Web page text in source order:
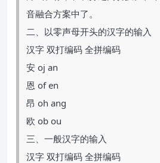
音融合方案中了。
二、以零声母开头的汉字的输入
汉字 双打编码 全拼编码
安 oj an
恩 of en
昂 oh ang
欧 ob ou
三、一般汉字的输入
汉字 双打编码 全拼编码